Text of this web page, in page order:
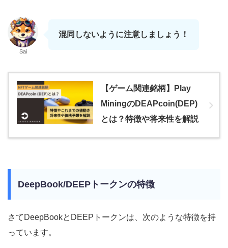
Sai
混同しないように注意しましょう！
【ゲーム関連銘柄】Play
MiningのDEAPcoin(DEP)
とは？特徴や将来性を解説
DeepBook/DEEPトークンの特徴
さてDeepBookとDEEPトークンは、次のような特徴を持
っています。